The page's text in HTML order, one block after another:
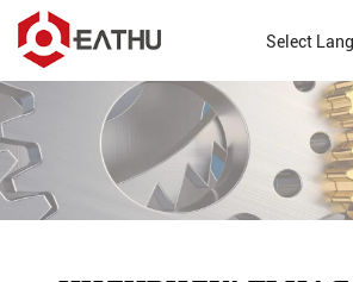
Select